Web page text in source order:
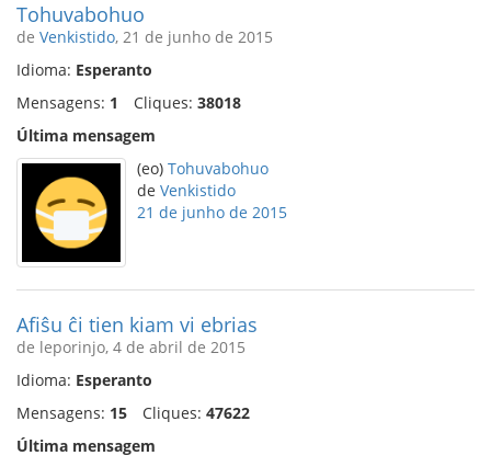
Tohuvabohuo
de Venkistido, 21 de junho de 2015
Idioma: Esperanto
Mensagens: 1 Cliques: 38018
Última mensagem
(eo) Tohuvabohuo
de Venkistido
21 de junho de 2015
Afiŝu ĉi tien kiam vi ebrias
de leporinjo, 4 de abril de 2015
Idioma: Esperanto
Mensagens: 15 Cliques: 47622
Última mensagem